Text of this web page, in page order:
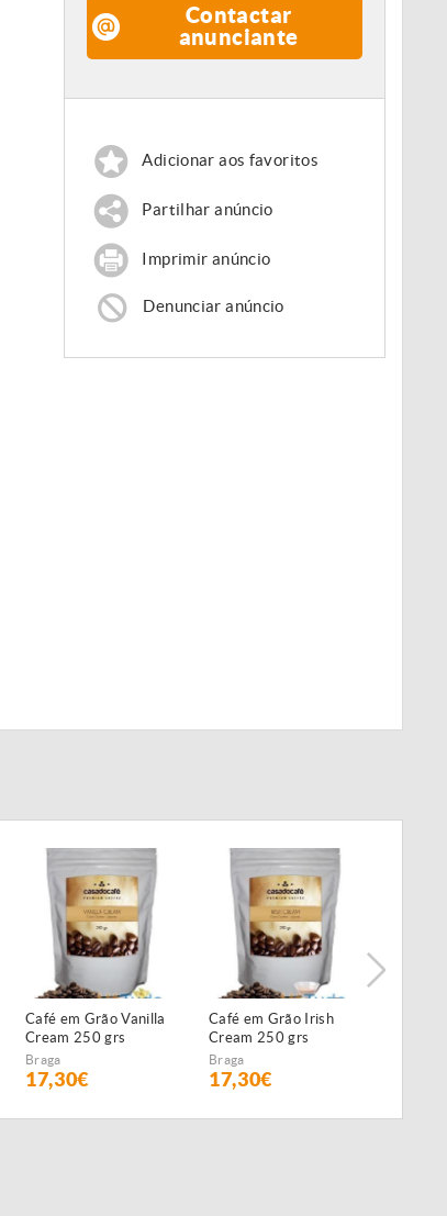
Contactar
anunciante
Adicionar aos favoritos
Partilhar anúncio
Imprimir anúncio
Denunciar anúncio
Café em Grão Vanilla
Cream 250 grs
Braga
17,30€
Café em Grão Irish
Cream 250 grs
Braga
17,30€